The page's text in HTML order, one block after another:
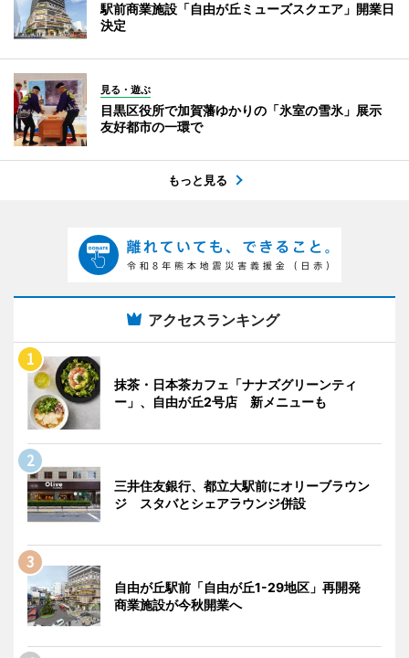
駅前商業施設「自由が丘ミューズスクエア」開業日
決定
見る・遊ぶ
目黒区役所で加賀藩ゆかりの「氷室の雪氷」展示
友好都市の一環で
もっと見る
アクセスランキング
抹茶・日本茶カフェ「ナナズグリーンティ
ー」、自由が丘2号店 新メニューも
三井住友銀行、都立大駅前にオリーブラウン
ジ スタバとシェアラウンジ併設
自由が丘駅前「自由が丘1-29地区」再開発
商業施設が今秋開業へ